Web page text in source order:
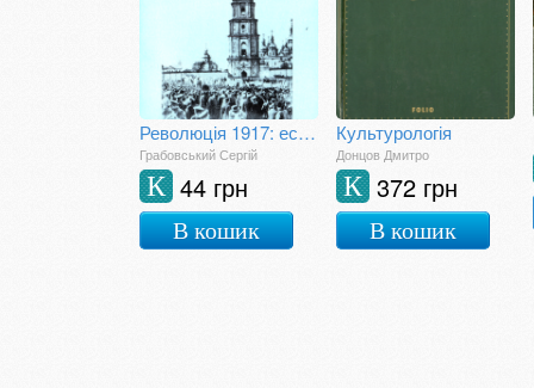
Революція 1917: ескіз до портрету в інтер'єрі історичної доби
Грабовський Сергій
44 грн
К
В кошик
Культурологія
Донцов Дмитро
372 грн
К
В кошик